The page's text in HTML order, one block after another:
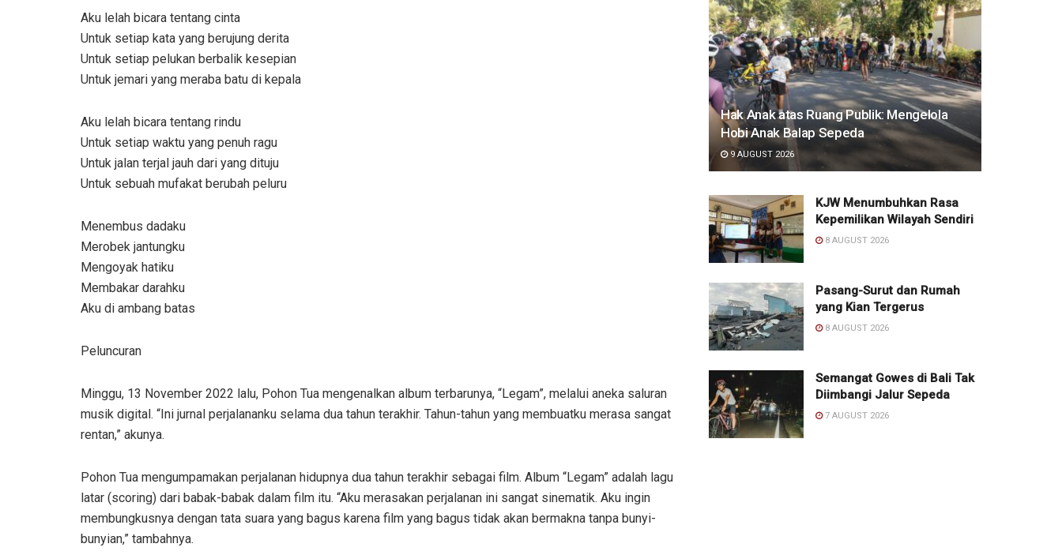
Aku lelah bicara tentang cinta
Untuk setiap kata yang berujung derita
Untuk setiap pelukan berbalik kesepian
Untuk jemari yang meraba batu di kepala
Aku lelah bicara tentang rindu
Untuk setiap waktu yang penuh ragu
Untuk jalan terjal jauh dari yang dituju
Untuk sebuah mufakat berubah peluru
Menembus dadaku
Merobek jantungku
Mengoyak hatiku
Membakar darahku
Aku di ambang batas
Peluncuran
Minggu, 13 November 2022 lalu, Pohon Tua mengenalkan album terbarunya, “Legam”, melalui aneka saluran
musik digital. “Ini jurnal perjalananku selama dua tahun terakhir. Tahun-tahun yang membuatku merasa sangat
rentan,” akunya.
Pohon Tua mengumpamakan perjalanan hidupnya dua tahun terakhir sebagai film. Album “Legam” adalah lagu
latar (scoring) dari babak-babak dalam film itu. “Aku merasakan perjalanan ini sangat sinematik. Aku ingin
membungkusnya dengan tata suara yang bagus karena film yang bagus tidak akan bermakna tanpa bunyi-
bunyian,” tambahnya.
Hak Anak atas Ruang Publik: Mengelola
Hobi Anak Balap Sepeda
9 AUGUST 2026
KJW Menumbuhkan Rasa
Kepemilikan Wilayah Sendiri
8 AUGUST 2026
Pasang-Surut dan Rumah
yang Kian Tergerus
8 AUGUST 2026
Semangat Gowes di Bali Tak
Diimbangi Jalur Sepeda
7 AUGUST 2026